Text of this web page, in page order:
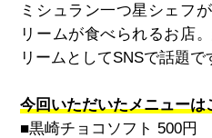
ミシュラン一つ星シェフ
リームが食べられるお店
リームとしてSNSで話題で
今回いただいたメニューは
■黒崎チョコソフト 500円